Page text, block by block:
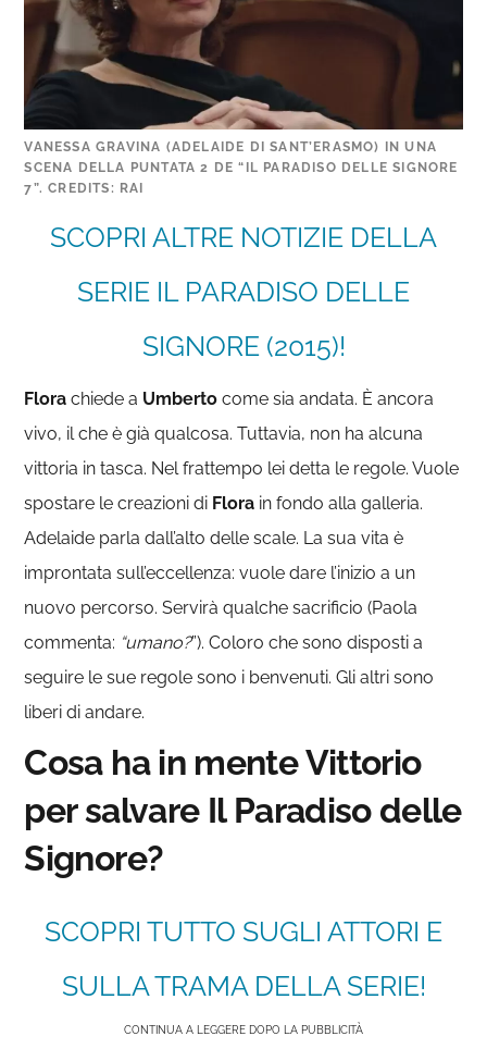
VANESSA GRAVINA (ADELAIDE DI SANT’ERASMO) IN UNA
SCENA DELLA PUNTATA 2 DE “IL PARADISO DELLE SIGNORE
7”. CREDITS: RAI
SCOPRI ALTRE NOTIZIE DELLA
SERIE IL PARADISO DELLE
SIGNORE (2015)!
Flora chiede a Umberto come sia andata. È ancora
vivo, il che è già qualcosa. Tuttavia, non ha alcuna
vittoria in tasca. Nel frattempo lei detta le regole. Vuole
spostare le creazioni di Flora in fondo alla galleria.
Adelaide parla dall’alto delle scale. La sua vita è
improntata sull’eccellenza: vuole dare l’inizio a un
nuovo percorso. Servirà qualche sacrificio (Paola
commenta: “umano?”). Coloro che sono disposti a
seguire le sue regole sono i benvenuti. Gli altri sono
liberi di andare.
Cosa ha in mente Vittorio
per salvare Il Paradiso delle
Signore?
SCOPRI TUTTO SUGLI ATTORI E
SULLA TRAMA DELLA SERIE!
CONTINUA A LEGGERE DOPO LA PUBBLICITÀ